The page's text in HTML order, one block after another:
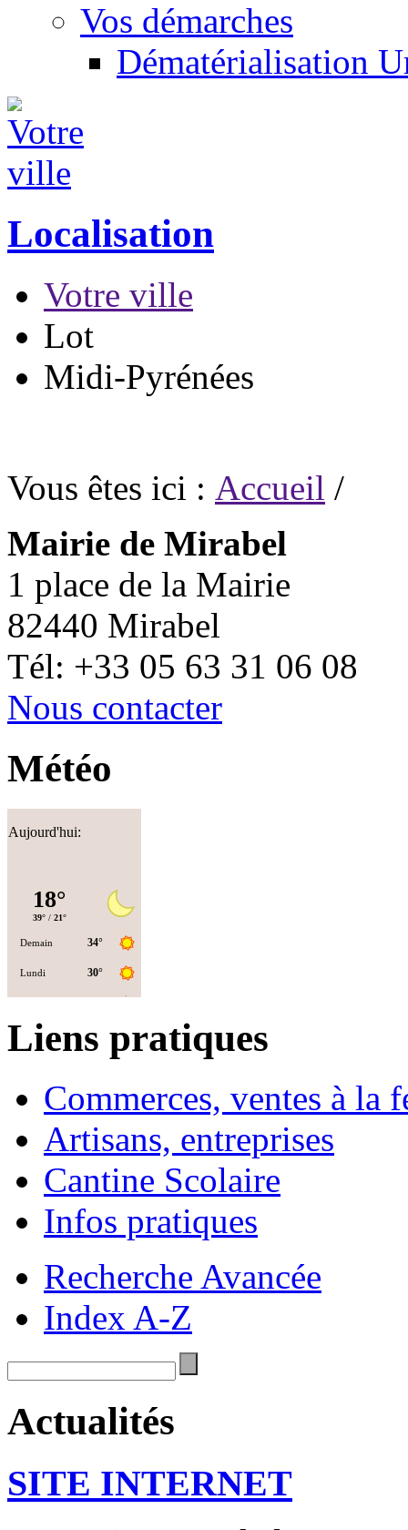
Vos démarches
Dématérialisation
Localisation
Votre ville
Lot
Midi-Pyrénées
Vous êtes ici : Accueil /
Mairie de Mirabel
1 place de la Mairie
82440 Mirabel
Tél: +33 05 63 31 06 08
Nous contacter
Météo
Aujourd'hui:
Liens pratiques
Commerces, ventes à la
Artisans, entreprises
Cantine Scolaire
Infos pratiques
Recherche Avancée
Index A-Z
Actualités
SITE INTERNET